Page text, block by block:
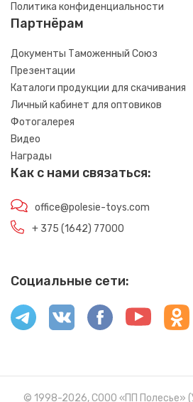
Политика конфиденциальности
Партнёрам
Документы Таможенный Союз
Презентации
Каталоги продукции для скачивания
Личный кабинет для оптовиков
Фотогалерея
Видео
Награды
Как с нами связаться:
office@polesie-toys.com
+ 375 (1642) 77000
Социальные сети:
© 1998-2026, СООО «ПП Полесье»